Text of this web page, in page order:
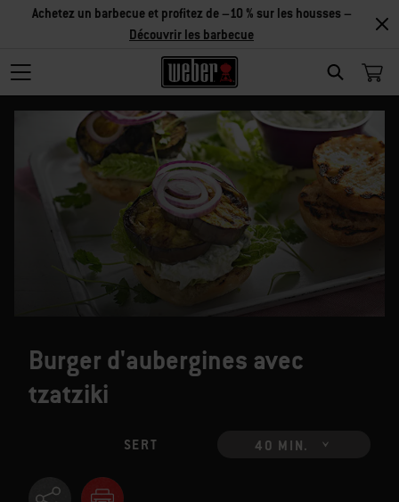
SEARCH
Achetez un barbecue et profitez de –10 % sur les housses –
Découvrir les barbecue
Burger d'aubergines avec
tzatziki
SERT 40 MIN.